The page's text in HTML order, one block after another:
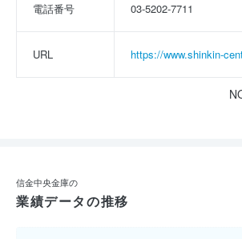
電話番号 03-5202-7711
URL https://www.shinkin-
信金中央金庫の
業績データの推移